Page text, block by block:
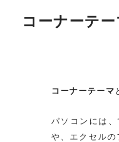
コーナーテー
コーナーテーマ
パソコンには
や、エクセル